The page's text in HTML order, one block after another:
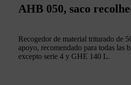
AHB 050, saco
Recogedor de material triturado de
apoyo, recomendado para todas las
excepto serie 4 y GHE 140 L.